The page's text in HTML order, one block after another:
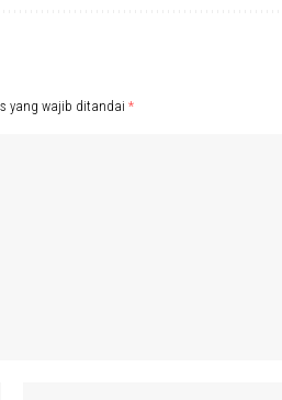
yang wajib ditandai *